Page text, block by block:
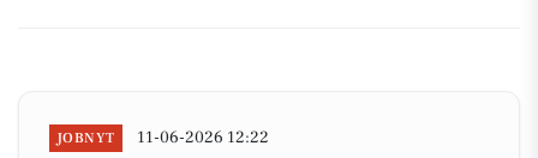
JOBNYT 11-06-2026 12:22